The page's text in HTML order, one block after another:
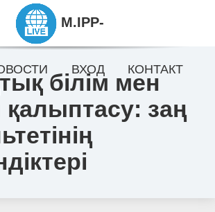
білім мен
қалыптасу: заң
M.IPP-
ВХОД КОНТАКТ